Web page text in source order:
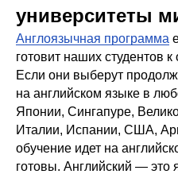
университеты
Англоязычная программа
готовит наших студентов
Если они выберут
на английском языке в
Японии, Сингапуре,
Италии, Испании, США,
обучение идет на
готовы. Английский — это
©2026 MADE BY